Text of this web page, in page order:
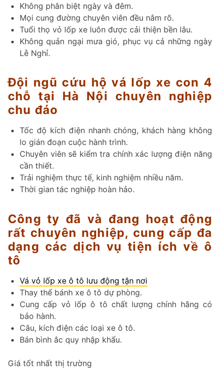
Không phân biệt ngày và đêm.
Mọi cung đường chuyên viên đều nắm rõ.
Tuổi thọ vỏ lốp xe luôn được cải thiện bền lâu.
Không quản ngại mưa gió, phục vụ cả những ngày
Lễ Nghỉ.
Đội ngũ cứu hộ vá lốp xe con 4
chỗ tại Hà Nội chuyên nghiệp
chu đáo
Tốc độ kích điện nhanh chóng, khách hàng không
lo gián đoạn cuộc hành trình.
Chuyên viên sẽ kiểm tra chính xác lượng điện năng
cần thiết.
Trải nghiệm thực tế, kinh nghiệm nhiều năm.
Thời gian tác nghiệp hoàn hảo.
Công ty đã và đang hoạt động
rất chuyên nghiệp, cung cấp đa
dạng các dịch vụ tiện ích về ô
tô
Vá vỏ lốp xe ô tô lưu động tận nơi
Thay thế bánh xe ô tô dự phòng.
Cung cấp vỏ lốp ô tô chất lượng chính hãng có
bảo hành.
Câu, kích điện các loại xe ô tô.
Bán bình ắc quy nhập khẩu.
Giá tốt nhất thị trường